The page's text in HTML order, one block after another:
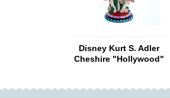
Disney Kurt S. Adler
Cheshire "Hollywood"